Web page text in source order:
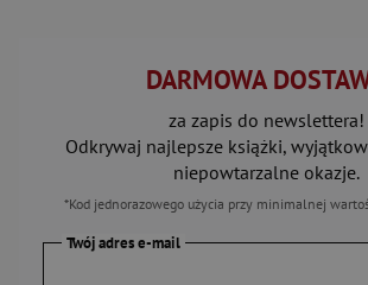
DARMOWA
za zapis do newslettera!
Odkrywaj najlepsze książki,
niepowtarzalne okazje.
*Kod jednorazowego użycia przy minimalnej
Twój adres e-mail